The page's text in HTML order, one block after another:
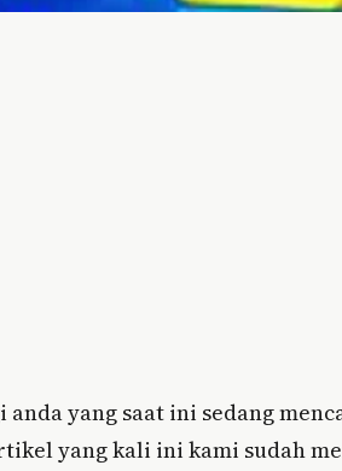
anda yang saat ini sedang
yang kali ini kami sudah